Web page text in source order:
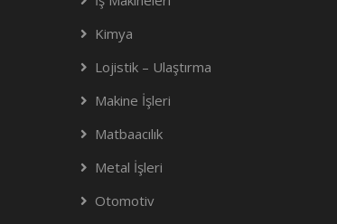
Kimya
Lojistik – Ulaştırma
Makine İşleri
Matbaacılık
Metal İşleri
Otomotiv